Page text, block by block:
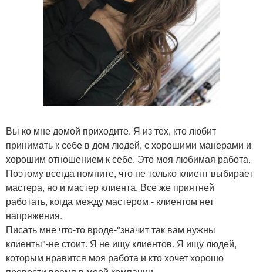
Вы ко мне домой приходите. Я из тех, кто любит
принимать к себе в дом людей, с хорошими манерами и
хорошим отношением к себе. Это моя любимая работа.
Поэтому всегда помните, что не только клиент выбирает
мастера, но и мастер клиента. Все же приятней
работать, когда между мастером - клиентом нет
напряжения.
Писать мне что-то вроде-"значит так вам нужны
клиенты"-не стоит. Я не ищу клиентов. Я ищу людей,
которым нравится моя работа и кто хочет хорошо